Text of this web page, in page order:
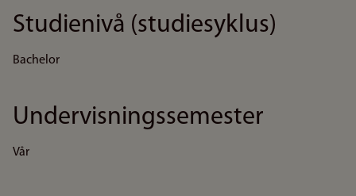
Studienivå (studiesyklus)
Bachelor
Undervisningssemester
Vår